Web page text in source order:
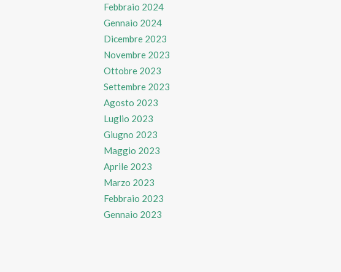
Febbraio 2024
Gennaio 2024
Dicembre 2023
Novembre 2023
Ottobre 2023
Settembre 2023
Agosto 2023
Luglio 2023
Giugno 2023
Maggio 2023
Aprile 2023
Marzo 2023
Febbraio 2023
Gennaio 2023